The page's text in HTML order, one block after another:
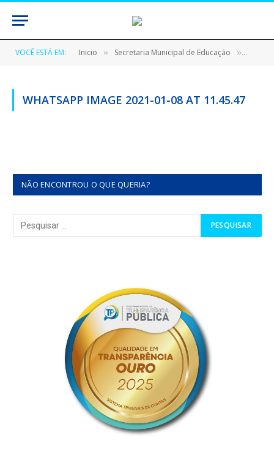
VOCÊ ESTÁ EM: Inicio » Secretaria Municipal de Educação »
WHATSAPP IMAGE 2021-01-08 AT 11.45.47
NÃO ENCONTROU O QUE QUERIA?